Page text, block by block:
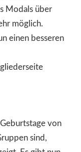
Modals über
möglich.
einen besseren
von
sind,